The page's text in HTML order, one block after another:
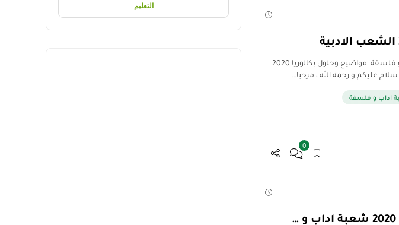
مدونة التربية و التعليم بكالوريا 2020 شعبة اداب و فلسفة مواضيع وحلول بكالوريا 2020
0
التعليم